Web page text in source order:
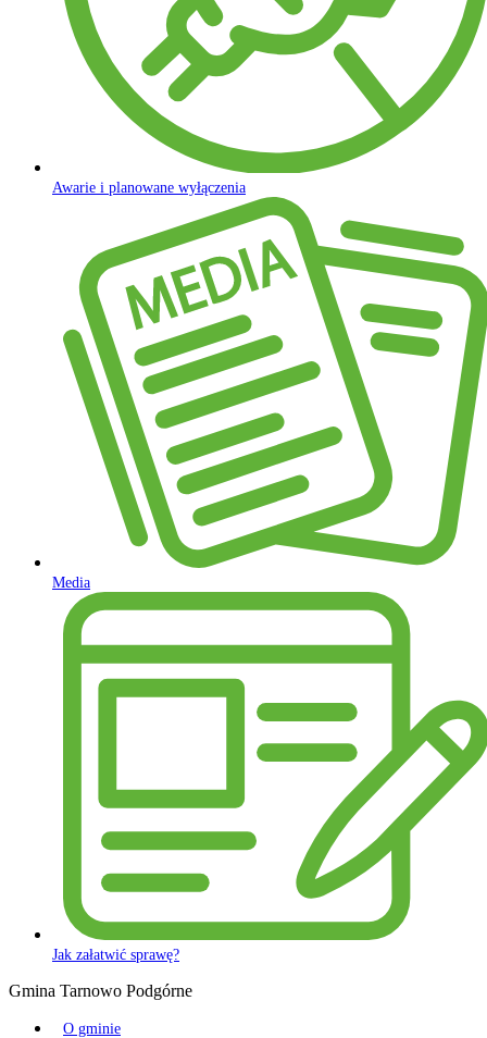
Awarie i planowane wyłączenia
Media
Jak załatwić sprawę?
Gmina Tarnowo Podgórne
O gminie